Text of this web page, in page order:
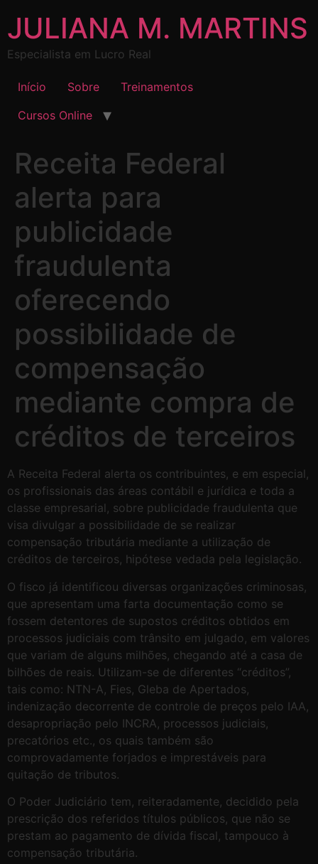
JULIANA M. MARTINS
Especialista em Lucro Real
Início Sobre
Treinamentos
Cursos Online
Receita Federal
alerta para
publicidade
fraudulenta
oferecendo
possibilidade de
compensação
mediante compra de
créditos de terceiros
A Receita Federal alerta os contribuintes, e em especial,
os profissionais das áreas contábil e jurídica e toda a
classe empresarial, sobre publicidade fraudulenta que
visa divulgar a possibilidade de se realizar
compensação tributária mediante a utilização de
créditos de terceiros, hipótese vedada pela legislação.
O fisco já identificou diversas organizações criminosas,
que apresentam uma farta documentação como se
fossem detentores de supostos créditos obtidos em
processos judiciais com trânsito em julgado, em valores
que variam de alguns milhões, chegando até a casa de
bilhões de reais. Utilizam-se de diferentes “créditos”,
tais como: NTN-A, Fies, Gleba de Apertados,
indenização decorrente de controle de preços pelo IAA,
desapropriação pelo INCRA, processos judiciais,
precatórios etc., os quais também são
comprovadamente forjados e imprestáveis para
quitação de tributos.
O Poder Judiciário tem, reiteradamente, decidido pela
prescrição dos referidos títulos públicos, que não se
prestam ao pagamento de dívida fiscal, tampouco à
compensação tributária.